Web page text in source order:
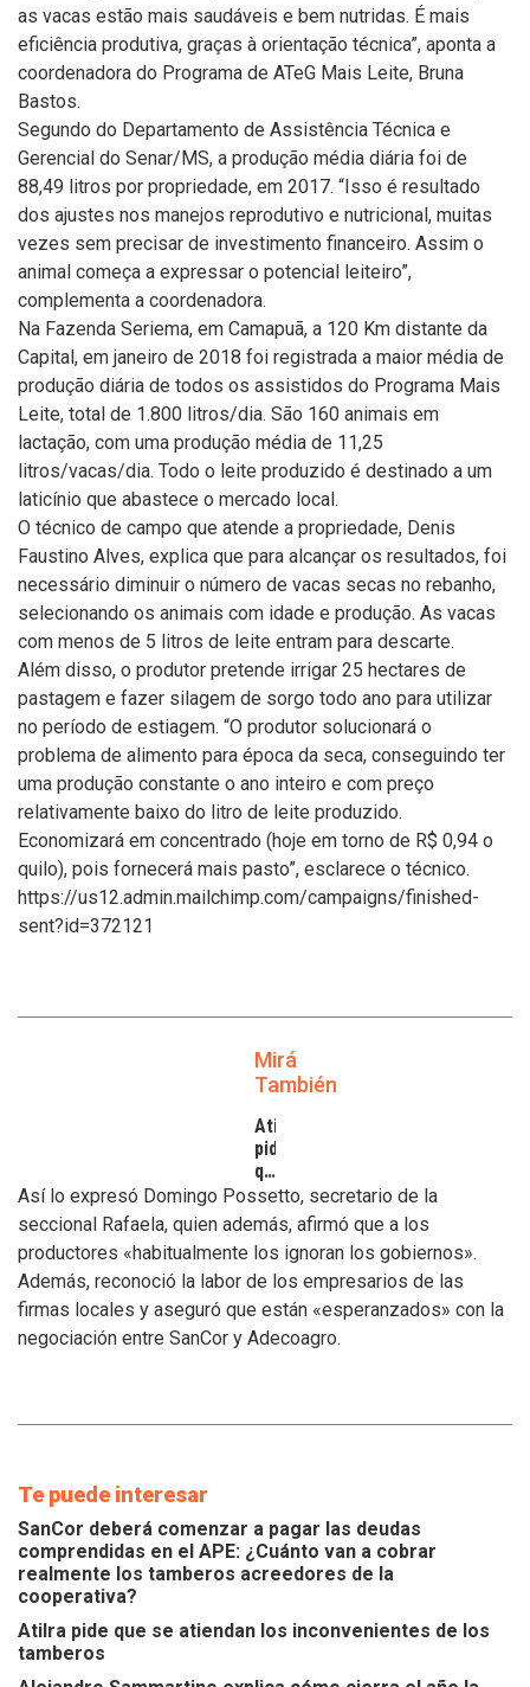
as vacas estão mais saudáveis e bem nutridas. É mais
eficiência produtiva, graças à orientação técnica”, aponta a
coordenadora do Programa de ATeG Mais Leite, Bruna
Bastos.
Segundo do Departamento de Assistência Técnica e
Gerencial do Senar/MS, a produção média diária foi de
88,49 litros por propriedade, em 2017. “Isso é resultado
dos ajustes nos manejos reprodutivo e nutricional, muitas
vezes sem precisar de investimento financeiro. Assim o
animal começa a expressar o potencial leiteiro”,
complementa a coordenadora.
Na Fazenda Seriema, em Camapuã, a 120 Km distante da
Capital, em janeiro de 2018 foi registrada a maior média de
produção diária de todos os assistidos do Programa Mais
Leite, total de 1.800 litros/dia. São 160 animais em
lactação, com uma produção média de 11,25
litros/vacas/dia. Todo o leite produzido é destinado a um
laticínio que abastece o mercado local.
O técnico de campo que atende a propriedade, Denis
Faustino Alves, explica que para alcançar os resultados, foi
necessário diminuir o número de vacas secas no rebanho,
selecionando os animais com idade e produção. As vacas
com menos de 5 litros de leite entram para descarte.
Além disso, o produtor pretende irrigar 25 hectares de
pastagem e fazer silagem de sorgo todo ano para utilizar
no período de estiagem. “O produtor solucionará o
problema de alimento para época da seca, conseguindo ter
uma produção constante o ano inteiro e com preço
relativamente baixo do litro de leite produzido.
Economizará em concentrado (hoje em torno de R$ 0,94 o
quilo), pois fornecerá mais pasto”, esclarece o técnico.
https://us12.admin.mailchimp.com/campaigns/finished-
sent?id=372121
Mirá
También
Atilra
pide
que
se
atiendan
inconvenientes
de
los
tamberos
Así lo expresó Domingo Possetto, secretario de la
seccional Rafaela, quien además, afirmó que a los
productores «habitualmente los ignoran los gobiernos».
Además, reconoció la labor de los empresarios de las
firmas locales y aseguró que están «esperanzados» con la
negociación entre SanCor y Adecoagro.
Te puede interesar
SanCor deberá comenzar a pagar las deudas
comprendidas en el APE: ¿Cuánto van a cobrar
realmente los tamberos acreedores de la
cooperativa?
Atilra pide que se atiendan los inconvenientes de los
tamberos